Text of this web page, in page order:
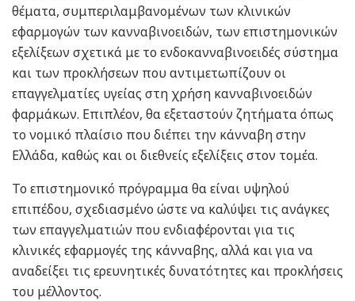
θέματα, συμπεριλαμβανομένων των κλινικών
εφαρμογών των κανναβινοειδών, των επιστημονικών
εξελίξεων σχετικά με το ενδοκανναβινοειδές σύστημα
και των προκλήσεων που αντιμετωπίζουν οι
επαγγελματίες υγείας στη χρήση κανναβινοειδών
φαρμάκων. Επιπλέον, θα εξεταστούν ζητήματα όπως
το νομικό πλαίσιο που διέπει την κάνναβη στην
Ελλάδα, καθώς και οι διεθνείς εξελίξεις στον τομέα.
Το επιστημονικό πρόγραμμα θα είναι υψηλού
επιπέδου, σχεδιασμένο ώστε να καλύψει τις ανάγκες
των επαγγελματιών που ενδιαφέρονται για τις
κλινικές εφαρμογές της κάνναβης, αλλά και για να
αναδείξει τις ερευνητικές δυνατότητες και προκλήσεις
του μέλλοντος.